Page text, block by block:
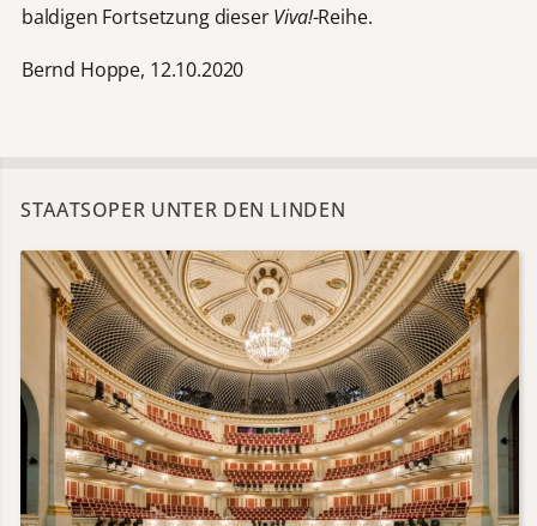
baldigen Fortsetzung dieserViva!-Reihe.
Bernd Hoppe, 12.10.2020
STAATSOPER UNTER DEN LINDEN